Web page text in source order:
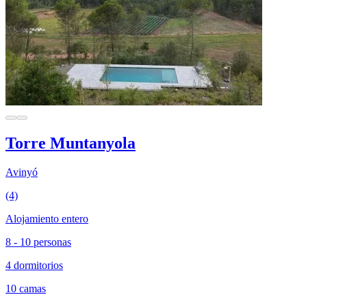
Torre Muntanyola
Avinyó
(4)
Alojamiento entero
8 - 10 personas
4 dormitorios
10 camas